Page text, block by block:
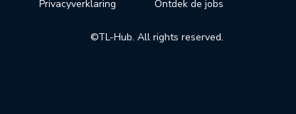
Privacyverklaring Ontdek de jobs
©TL-Hub. All rights reserved.